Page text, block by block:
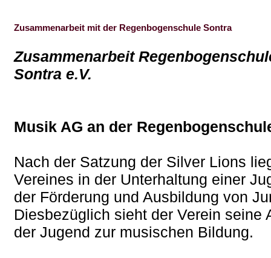
Zusammenarbeit mit der Regenbogenschule Sontra
Zusammenarbeit
Sontra e.V.
Musik AG an der
Nach der Satzung der Silver Lions
Vereines in der Unterhaltung einer
der Förderung und Ausbildung von
Diesbezüglich sieht der Verein seine
der Jugend zur musischen Bildung.